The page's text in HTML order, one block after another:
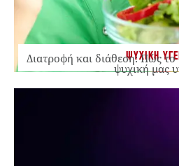
ΨΥΧΙΚΗ
Διατροφή και διάθεση: Πώς το
ψυχική μας